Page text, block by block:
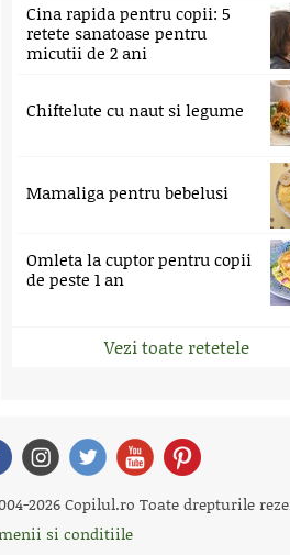
Cina rapida pentru copii: 5
retete sanatoase pentru
micutii de 2 ani
Chiftelute cu naut si legume
Mamaliga pentru bebelusi
Omleta la cuptor pentru copii
de peste 1 an
Vezi toate retetele
2026 Copilul.ro Toate drepturile
si conditiile